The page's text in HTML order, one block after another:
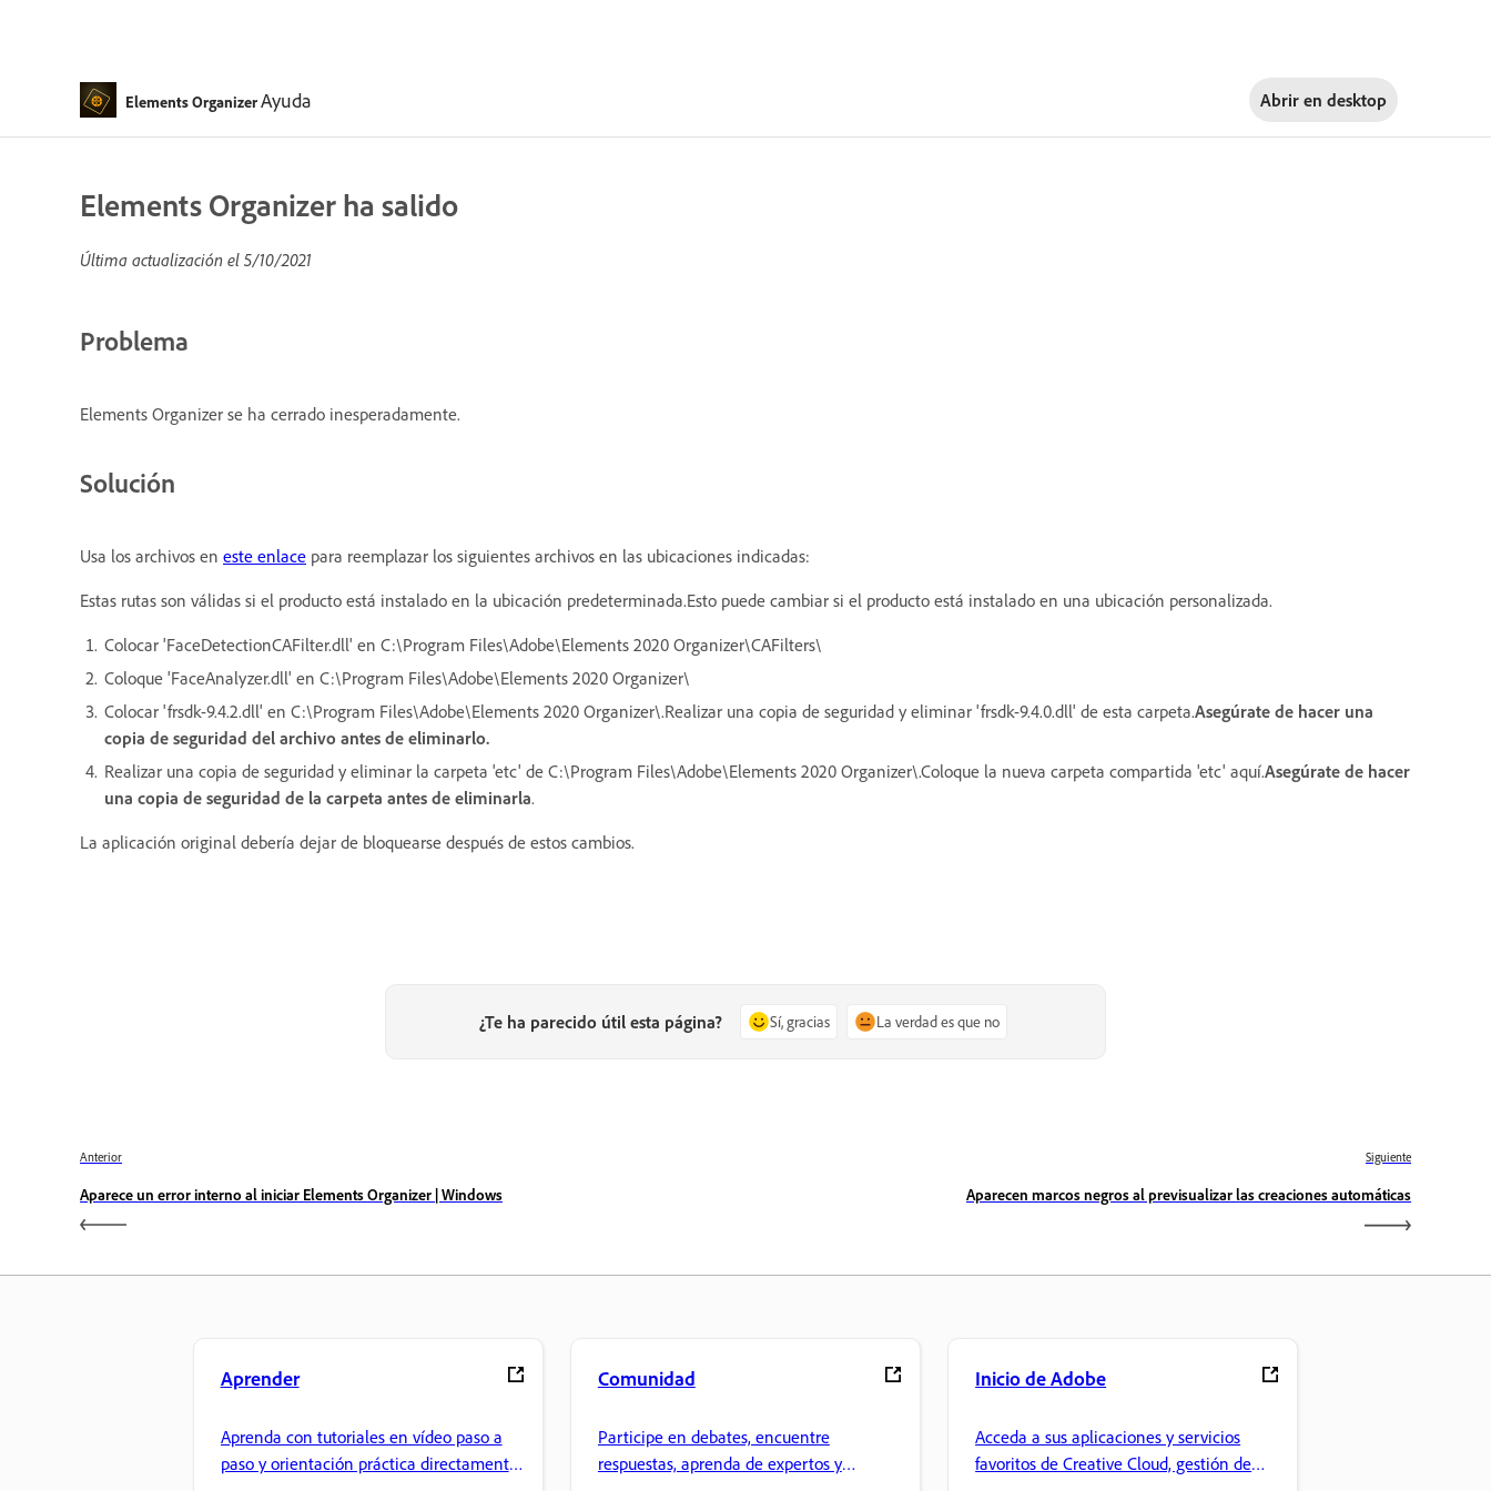
Elements OrganizerAyuda Abrir en desktop
Elements Organizer ha salido
Última actualización el 5/10/2021
Problema
Elements Organizer se ha cerrado inesperadamente.
Solución
Usa los archivos en este enlace para reemplazar los siguientes archivos en las ubicaciones indicadas:
Estas rutas son válidas si el producto está instalado en la ubicación predeterminada.Esto puede cambiar si el producto está instalado en una ubicación personalizada.
Colocar 'FaceDetectionCAFilter.dll' en C:\Program Files\Adobe\Elements 2020 Organizer\CAFilters\
Coloque 'FaceAnalyzer.dll' en C:\Program Files\Adobe\Elements 2020 Organizer\
Colocar 'frsdk-9.4.2.dll' en C:\Program Files\Adobe\Elements 2020 Organizer\.Realizar una copia de seguridad y eliminar 'frsdk-9.4.0.dll' de esta carpeta.Asegúrate de hacer una
copia de seguridad del archivo antes de eliminarlo.
Realizar una copia de seguridad y eliminar la carpeta 'etc' de C:\Program Files\Adobe\Elements 2020 Organizer\.Coloque la nueva carpeta compartida 'etc' aquí.Asegúrate de hacer
una copia de seguridad de la carpeta antes de eliminarla.
La aplicación original debería dejar de bloquearse después de estos cambios.
¿Te ha parecido útil esta página? Sí, gracias La verdad es que no
Anterior
Aparece un error interno al iniciar Elements Organizer | Windows
Siguiente
Aparecen marcos negros al previsualizar las creaciones automáticas
Aprender
Aprenda con tutoriales en vídeo paso a
paso y orientación práctica directamente
Comunidad
Participe en debates, encuentre
respuestas, aprenda de expertos y
Inicio de Adobe
Acceda a sus aplicaciones y servicios
favoritos de Creative Cloud, gestión de